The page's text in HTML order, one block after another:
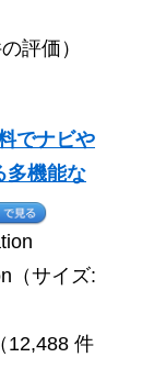
評価）
でナビや
多機能な
（サイズ:
（12,488 件